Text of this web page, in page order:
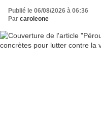
Publié le 06/08/2026 à 06:36
Par caroleone